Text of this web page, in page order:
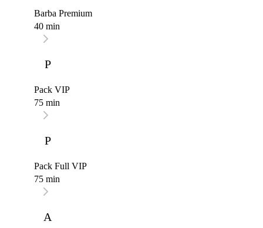
Barba Premium
40 min
P
Pack VIP
75 min
P
Pack Full VIP
75 min
A